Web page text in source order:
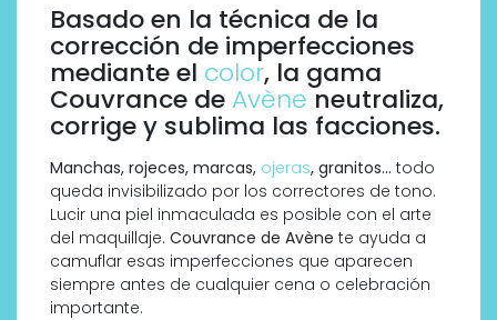
Basado en la técnica de la
corrección de imperfecciones
mediante el color, la gama
Couvrance de Avèneneutraliza,
corrige y sublima las facciones.
Manchas, rojeces, marcas, ojeras, granitos… todo
queda invisibilizado por los correctores de tono.
Lucir una piel inmaculada es posible con el arte
del maquillaje. Couvrance de Avène te ayuda a
camuflar esas imperfecciones que aparecen
siempre antes de cualquier cena o celebración
importante.